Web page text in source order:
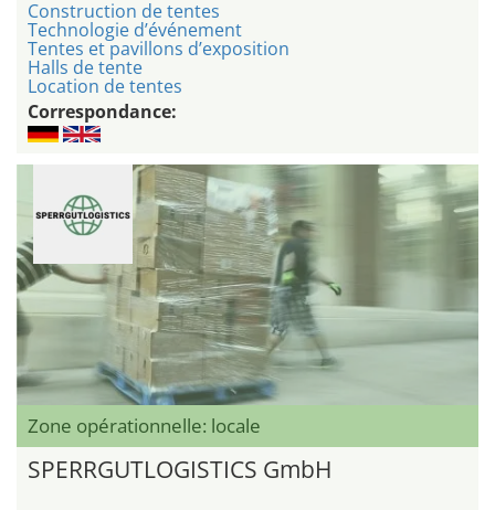
Construction de tentes
Technologie d’événement
Tentes et pavillons d’exposition
Halls de tente
Location de tentes
Correspondance:
Zone opérationnelle: locale
SPERRGUTLOGISTICS GmbH